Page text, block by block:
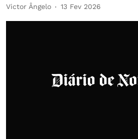
Victor Ângelo 13 Fev 2026